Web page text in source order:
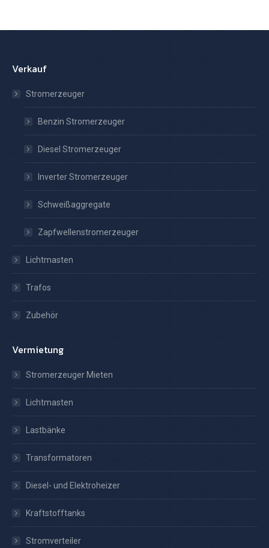
Verkauf
Stromerzeuger
Benzin Stromerzeuger
Diesel Stromerzeuger
Inverter Stromerzeuger
Schweißaggregate
Zapfwellenstromerzeuger
Lichtmasten
Trafos
Zubehör
Vermietung
Stromerzeuger Mieten
Lichtmasten
Lastbänke
Transformatoren
Diesel- und Elektroheizer
Kraftstofftanks
Stromverteiler